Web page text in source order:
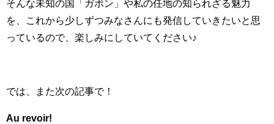
そんな未知の国「ガボン」や私の任地の知られざる魅力
を、これから少しずつみなさんにも発信していきたいと思
っているので、楽しみにしていてください♪
では、また次の記事で！
Au revoir!